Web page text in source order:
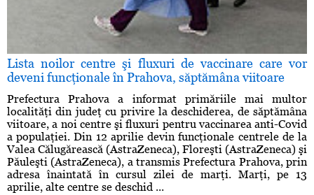
Lista noilor centre şi fluxuri de vaccinare care vor
deveni funcţionale în Prahova, săptămâna viitoare
Prefectura Prahova a informat primăriile mai multor
localităţi din judeţ cu privire la deschiderea, de săptămâna
viitoare, a noi centre şi fluxuri pentru vaccinarea anti-Covid
a populaţiei. Din 12 aprilie devin funcţionale centrele de la
Valea Călugărească (AstraZeneca), Floreşti (AstraZeneca) şi
Păuleşti (AstraZeneca), a transmis Prefectura Prahova, prin
adresa înaintată în cursul zilei de marţi. Marţi, pe 13
aprilie, alte centre se deschid ...